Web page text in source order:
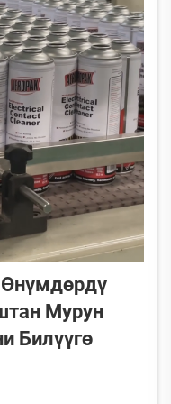
Мурун
Билүүгө